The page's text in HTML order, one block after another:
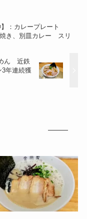
：カレープレート
焼き、別皿カレー スリ
ん 近鉄
年連続獲